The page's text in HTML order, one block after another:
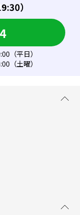
）
（平日）
（土曜）